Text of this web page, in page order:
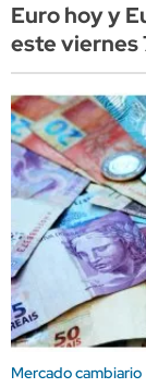
Euro hoy y
este viernes
Mercado cambiario